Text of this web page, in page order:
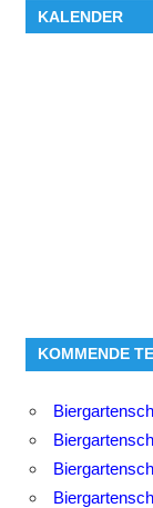
KALENDER
KOMMENDE